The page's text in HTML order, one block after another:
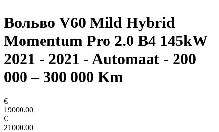
Вольво V60 Mild Hybrid
Momentum Pro 2.0 B4 145kW
2021 - 2021 - Automaat - 200
000 – 300 000 Km
€
19000.00
€
21000.00